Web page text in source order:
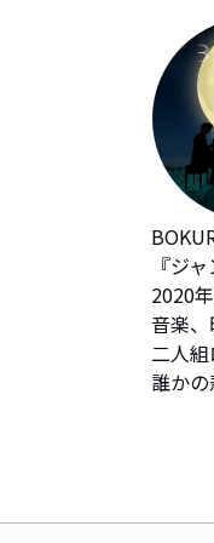
『ジ
2020
音楽、
二人組
誰か